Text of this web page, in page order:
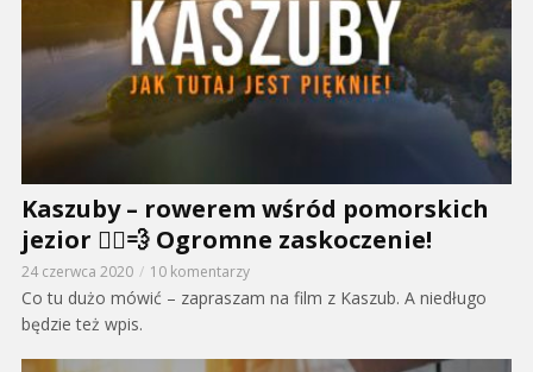
Kaszuby – rowerem wśród pomorskich
jezior 🚴‍♂️💨 Ogromne zaskoczenie!
24 czerwca 2020 10 komentarzy
Co tu dużo mówić – zapraszam na film z Kaszub. A niedługo
będzie też wpis.